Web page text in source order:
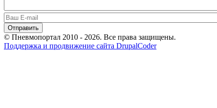
© Пневмопортал 2010 - 2026. Все права защищены.
Поддержка и продвижение сайта DrupalCoder